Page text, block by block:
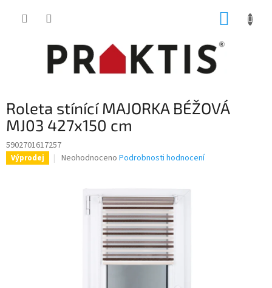
Roleta stínící MAJORKA BÉŽOVÁ
MJ03 427x150 cm
5902701617257
Výprodej
Průměrné
Neohodnoceno Podrobnosti hodnocení